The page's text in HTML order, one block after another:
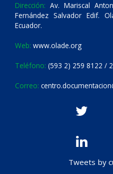
Dirección: Av. Mariscal
Fernández Salvador Edif.
Ecuador.
Web: www.olade.org
Teléfono: (593 2) 259 8122 /
Correo:
Tweets by